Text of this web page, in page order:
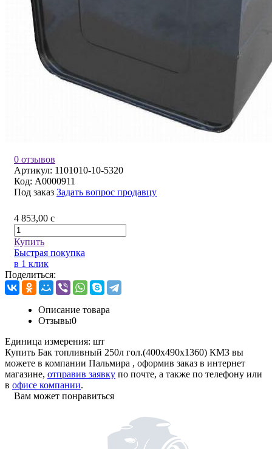
0 отзывов
Артикул: 1101010-10-5320
Код: A0000911
Под заказ Задать вопрос продавцу
4 853,00 c
Купить
Быстрая покупка
в 1 клик
Поделиться:
Описание товара
Отзывы0
Единица измерения: шт
Купить Бак топливный 250л гол.(400х490х1360) КМЗ вы
можете в компании Пальмира , оформив заказ в интернет
магазине, отправив заявку по почте, а также по телефону или
в офисе компании.
Вам может понравиться